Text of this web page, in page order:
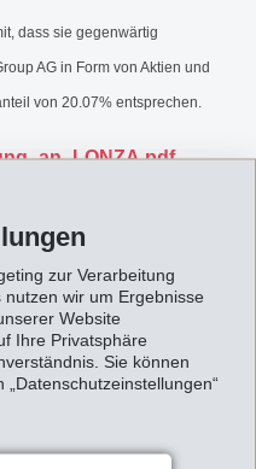
zur Verarbeitung
wir um Ergebnisse
Website
Ihre Privatsphäre
Sie können
dass sie gegenwärtig
AG in Form von Aktien und
von 20.07% entsprechen.